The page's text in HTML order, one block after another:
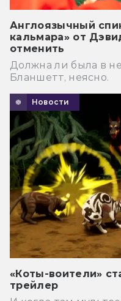
Англоязычный
кальмара» от
отменить
Должна ли была в
Бланшетт, неясно.
Новости
«Коты-воители»
трейлер